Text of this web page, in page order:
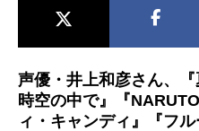
男性声優/女性声優一覧
声優・井上和彦さん、
時空の中で』『
ィ・キャンディ』『フ